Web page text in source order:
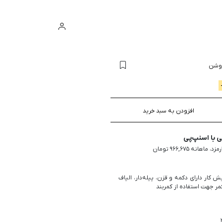
کار دارای دکمه و قزن، پیله‌دار، الیاف
جهت استفاده از کمربند
افزودن به سبد خرید
با اسنپ‌پی